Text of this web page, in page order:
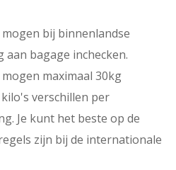
bij binnenlandse
bagage inchecken.
maximaal 30kg
verschillen per
Je kunt het beste op de
zijn bij de internationale